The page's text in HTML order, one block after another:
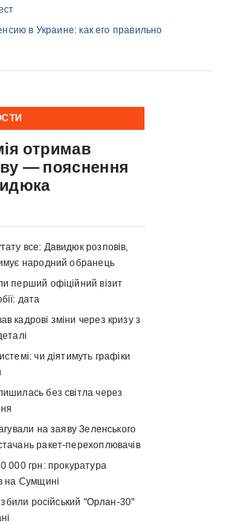
в Украине: как его правильно
отримав
— пояснення
все: Давидюк розповів,
народний обранець
перший офіційний візит
дата
кадрові зміни через кризу з
чи діятимуть графіки
без світла через
на заяву Зеленського
ракет-перехоплювачів
000 грн: прокуратура
на Сумщині
збили російський "Орлан-30"